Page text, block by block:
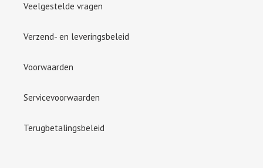
Veelgestelde vragen
Verzend- en leveringsbeleid
Voorwaarden
Servicevoorwaarden
Terugbetalingsbeleid